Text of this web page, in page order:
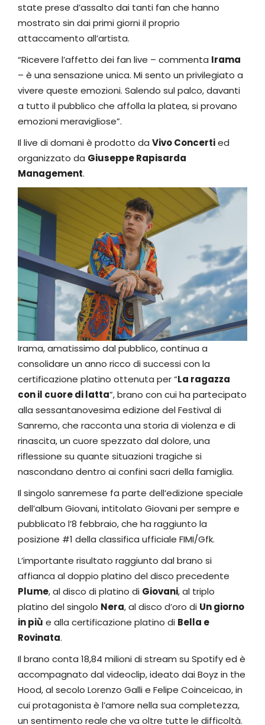
state prese d’assalto dai tanti fan che hanno
mostrato sin dai primi giorni il proprio
attaccamento all’artista.
“Ricevere l’affetto dei fan live – commenta Irama
– è una sensazione unica. Mi sento un privilegiato a
vivere queste emozioni. Salendo sul palco, davanti
a tutto il pubblico che affolla la platea, si provano
emozioni meravigliose”.
Il live di domani è prodotto da Vivo Concertied
organizzato da Giuseppe Rapisarda
Management.
Irama, amatissimo dal pubblico, continua a
consolidare un anno ricco di successi con la
certificazione platino ottenuta per “La ragazza
con il cuore di latta”, brano con cui ha partecipato
alla sessantanovesima edizione del Festival di
Sanremo, che racconta una storia di violenza e di
rinascita, un cuore spezzato dal dolore, una
riflessione su quante situazioni tragiche si
nascondano dentro ai confini sacri della famiglia.
Il singolo sanremese fa parte dell’edizione speciale
dell’album Giovani, intitolato Giovani per sempre e
pubblicato l’8 febbraio, che ha raggiunto la
posizione #1 della classifica ufficiale FIMI/Gfk.
L’importante risultato raggiunto dal brano si
affianca al doppio platino del disco precedente
Plume, al disco di platino di Giovani, al triplo
platino del singolo Nera, al disco d’oro di Un giorno
in più e alla certificazione platino di Bella e
Rovinata.
Il brano conta 18,84 milioni di stream su Spotify ed è
accompagnato dal videoclip, ideato dai Boyz in the
Hood, al secolo Lorenzo Galli e Felipe Coinceicao, in
cui protagonista è l’amore nella sua completezza,
un sentimento reale che va oltre tutte le difficoltà.